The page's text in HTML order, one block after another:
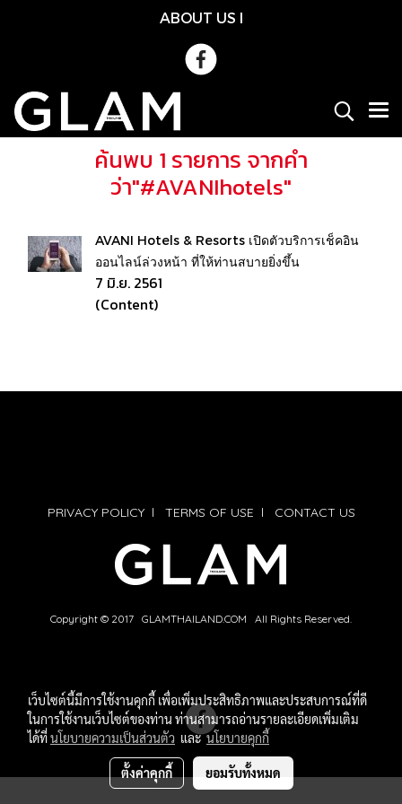
ABOUT US l
ค้นพบ 1 รายการ จากคำ
ว่า"#AVANIhotels"
AVANI Hotels & Resorts เปิดตัวบริการเช็คอิน
ออนไลน์ล่วงหน้า ที่ให้ท่านสบายยิ่งขึ้น
7 มิ.ย. 2561
(Content)
PRIVACY POLICYl TERMS OF USE l CONTACT US
Copyright © 2017 GLAMTHAILAND.COM All Rights Reserved.
เว็บไซต์นี้มีการใช้งานคุกกี้ เพื่อเพิ่มประสิทธิภาพและประสบการณ์ที่ดี
ในการใช้งานเว็บไซต์ของท่าน ท่านสามารถอ่านรายละเอียดเพิ่มเติม
ได้ที่นโยบายความเป็นส่วนตัว และนโยบายคุกกี้
ตั้งค่าคุกกี้ ยอมรับทั้งหมด